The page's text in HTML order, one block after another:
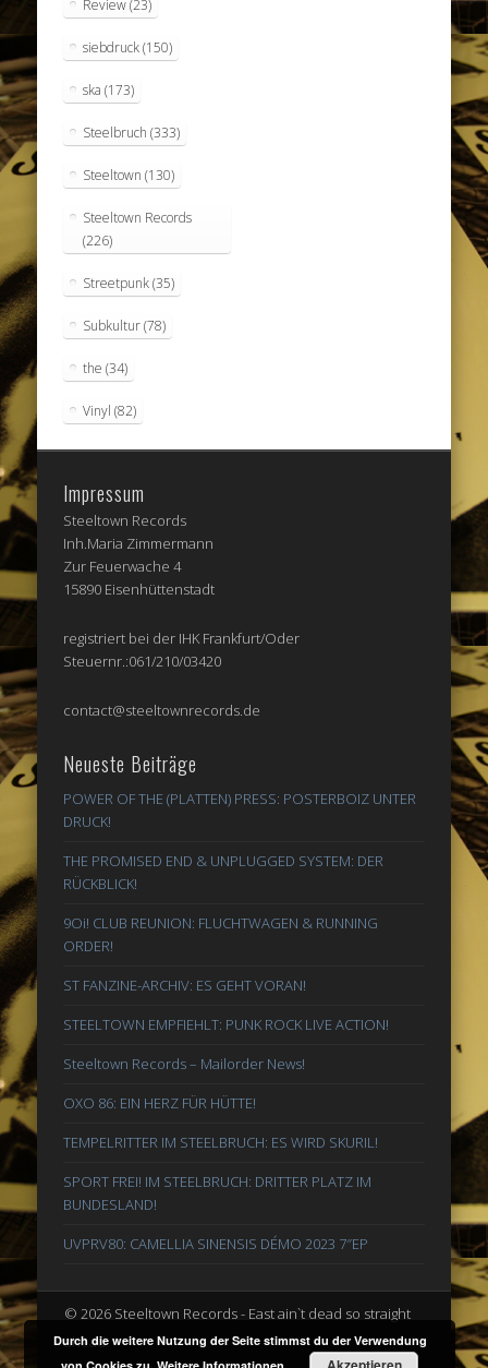
Review(23)
siebdruck(150)
ska (173)
Steelbruch (333)
Steeltown (130)
Steeltown Records
(226)
Streetpunk(35)
Subkultur(78)
the (34)
Vinyl (82)
Impressum
Steeltown Records
Inh.Maria Zimmermann
Zur Feuerwache 4
15890 Eisenhüttenstadt
registriert bei der IHK Frankfurt/Oder
Steuernr.:061/210/03420
contact@steeltownrecords.de
Neueste Beiträge
POWER OF THE (PLATTEN) PRESS: POSTERBOIZ UNTER
DRUCK!
THE PROMISED END & UNPLUGGED SYSTEM: DER
RÜCKBLICK!
9Oi! CLUB REUNION: FLUCHTWAGEN & RUNNING
ORDER!
ST FANZINE-ARCHIV: ES GEHT VORAN!
STEELTOWN EMPFIEHLT: PUNK ROCK LIVE ACTION!
Steeltown Records – Mailorder News!
OXO 86: EIN HERZ FÜR HÜTTE!
TEMPELRITTER IM STEELBRUCH: ES WIRD SKURIL!
SPORT FREI! IM STEELBRUCH: DRITTER PLATZ IM
BUNDESLAND!
UVPRV80: CAMELLIA SINENSIS DÉMO 2023 7″EP
© 2026 Steeltown Records - East ain`t dead so straight
ahead
Durch die weitere Nutzung der Seite stimmst du der Verwendung